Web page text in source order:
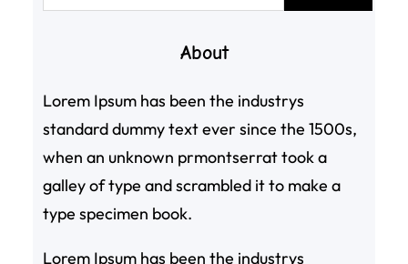
About
Lorem Ipsum has been the industrys
standard dummy text ever since the 1500s,
when an unknown prmontserrat took a
galley of type and scrambled it to make a
type specimen book.
Lorem Ipsum has been the industrys